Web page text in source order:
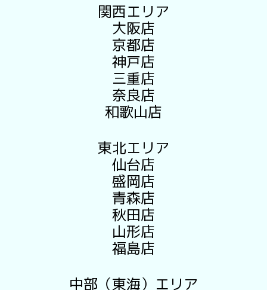
関西エリア
大阪店
京都店
神戸店
三重店
奈良店
和歌山店
東北エリア
仙台店
盛岡店
青森店
秋田店
山形店
福島店
中部（東海）エリア